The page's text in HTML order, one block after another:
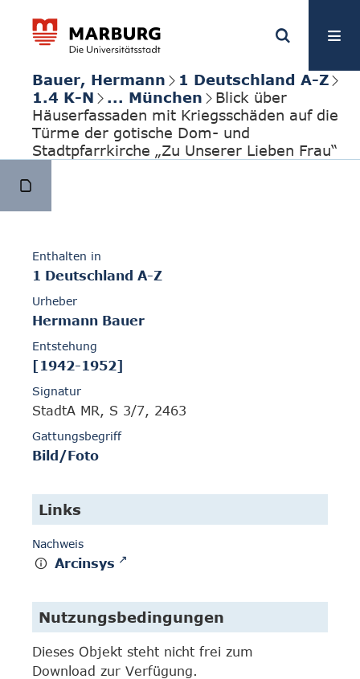
Bauer, Hermann
1 Deutschland A-Z
1.4 K-N
... München
Blick über
Häuserfassaden mit Kriegsschäden auf die
Türme der gotische Dom- und
Stadtpfarrkirche „Zu Unserer Lieben Frau“
Enthalten in
1 Deutschland A-Z
Urheber
Hermann Bauer
Entstehung
[1942-1952]
Signatur
StadtA MR, S 3/7, 2463
Gattungsbegriff
Bild/Foto
Links
Nachweis
Arcinsys
Nutzungsbedingungen
Dieses Objekt steht nicht frei zum
Download zur Verfügung.